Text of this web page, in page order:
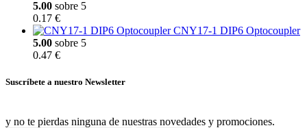
5.00 sobre 5
0.17 €
CNY17-1 DIP6 Optocoupler
5.00 sobre 5
0.47 €
Suscríbete a nuestro Newsletter
y no te pierdas ninguna de nuestras novedades y promociones.